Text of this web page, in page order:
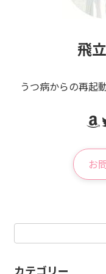
飛
うつ病からの再起
お
カテゴリー